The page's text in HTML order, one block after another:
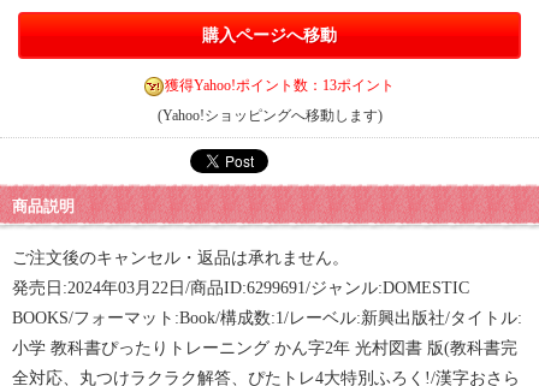
購入ページへ移動
獲得Yahoo!ポイント数：13ポイント
(Yahoo!ショッピングへ移動します)
商品説明
ご注文後のキャンセル・返品は承れません。
発売日:2024年03月22日/商品ID:6299691/ジャンル:DOMESTIC
BOOKS/フォーマット:Book/構成数:1/レーベル:新興出版社/タイトル:
小学 教科書ぴったりトレーニング かん字2年 光村図書 版(教科書完
全対応、丸つけラクラク解答、ぴたトレ4大特別ふろく!/漢字おさら